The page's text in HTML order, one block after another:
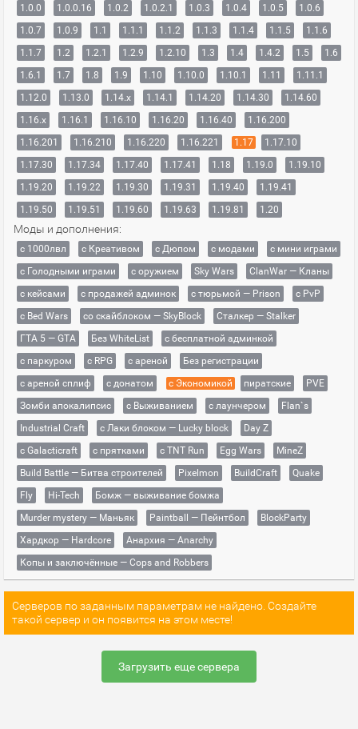
1.0.0
1.0.0.16 1.0.2 1.0.2.1 1.0.3 1.0.4 1.0.5
1.0.6
1.0.7
1.0.9 1.1 1.1.1 1.1.2 1.1.3 1.1.4 1.1.5
1.1.6
1.1.7
1.2 1.2.1 1.2.9 1.2.10 1.3 1.4 1.4.2 1.5
1.6
1.6.1
1.7 1.8 1.9 1.10 1.10.0 1.10.1 1.11
1.11.1
1.12.0
1.13.0 1.14.x 1.14.1 1.14.20 1.14.30
1.14.60
1.16.x
1.16.1 1.16.10 1.16.20 1.16.40
1.16.200
1.16.201
1.16.210 1.16.220 1.16.221 1.17
1.17.10
1.17.30
1.17.34 1.17.40 1.17.41 1.18 1.19.0
1.19.10
1.19.20
1.19.22 1.19.30 1.19.31 1.19.40
1.19.41
1.19.50
1.19.51 1.19.60 1.19.63 1.19.81 1.20
Моды и дополнения:
с 1000лвл c Креативом с Дюпом с модами
с мини играми
с Голодными играми
с оружием Sky Wars
ClanWar — Кланы
с кейсами
с продажей админок с тюрьмой — Prison
с PvP
с Bed Wars
со скайблоком — SkyBlock
Сталкер — Stalker
ГТА 5 — GTA
Без WhiteList
с бесплатной админкой
с паркуром
с RPG с ареной
Без регистрации
с ареной сплиф
с донатом с Экономикой пиратские
PVE
Зомби апокалипсис
с Выживанием с лаунчером
Flan`s
Industrial Craft
с Лаки блоком — Lucky block
Day Z
с Galacticraft
с прятками с TNT Run Egg Wars
MineZ
Build Battle — Битва строителей
Pixelmon BuildCraft
Quake
Fly
Hi-Tech
Бомж — выживание бомжа
Murder mystery — Маньяк
Paintball — Пейнтбол
BlockParty
Хардкор — Hardcore
Анархия — Anarchy
Копы и заключённые — Cops and Robbers
Серверов по заданным параметрам не найдено. Создайте
такой сервер и он появится на этом месте!
Загрузить еще сервера